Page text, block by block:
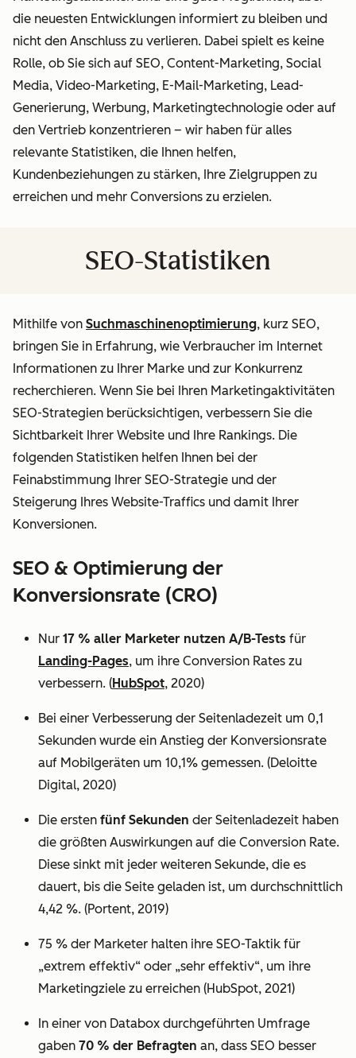
die neuesten Entwicklungen informiert zu bleiben und
nicht den Anschluss zu verlieren. Dabei spielt es keine
Rolle, ob Sie sich auf SEO, Content-Marketing, Social
Media, Video-Marketing, E-Mail-Marketing, Lead-
Generierung, Werbung, Marketingtechnologie oder auf
den Vertrieb konzentrieren – wir haben für alles
relevante Statistiken, die Ihnen helfen,
Kundenbeziehungen zu stärken, Ihre Zielgruppen zu
erreichen und mehr Conversions zu erzielen.
SEO-Statistiken
Mithilfe von Suchmaschinenoptimierung, kurz SEO,
bringen Sie in Erfahrung, wie Verbraucher im Internet
Informationen zu Ihrer Marke und zur Konkurrenz
recherchieren. Wenn Sie bei Ihren Marketingaktivitäten
SEO-Strategien berücksichtigen, verbessern Sie die
Sichtbarkeit Ihrer Website und Ihre Rankings. Die
folgenden Statistiken helfen Ihnen bei der
Feinabstimmung Ihrer SEO-Strategie und der
Steigerung Ihres Website-Traffics und damit Ihrer
Konversionen.
SEO & Optimierung der
Konversionsrate (CRO)
Nur 17 % aller Marketer nutzen A/B-Tests für
Landing-Pages, um ihre Conversion Rates zu
verbessern. (HubSpot, 2020)
Bei einer Verbesserung der Seitenladezeit um 0,1
Sekunden wurde ein Anstieg der Konversionsrate
auf Mobilgeräten um 10,1% gemessen. (Deloitte
Digital, 2020)
Die ersten fünf Sekunden der Seitenladezeit haben
die größten Auswirkungen auf die Conversion Rate.
Diese sinkt mit jeder weiteren Sekunde, die es
dauert, bis die Seite geladen ist, um durchschnittlich
4,42 %. (Portent, 2019)
75 % der Marketer halten ihre SEO-Taktik für
„extrem effektiv“ oder „sehr effektiv“, um ihre
Marketingziele zu erreichen (HubSpot, 2021)
In einer von Databox durchgeführten Umfrage
gaben 70 % der Befragten an, dass SEO besser